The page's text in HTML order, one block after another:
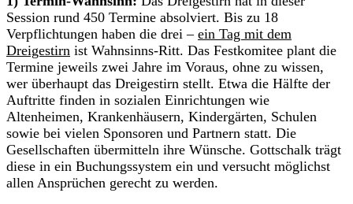
Session rund 450 Termine absolviert. Bis zu 18
Verpflichtungen haben die drei – ein Tag mit dem
Dreigestirn ist Wahnsinns-Ritt. Das Festkomitee plant die
Termine jeweils zwei Jahre im Voraus, ohne zu wissen,
wer überhaupt das Dreigestirn stellt. Etwa die Hälfte der
Auftritte finden in sozialen Einrichtungen wie
Altenheimen, Krankenhäusern, Kindergärten, Schulen
sowie bei vielen Sponsoren und Partnern statt. Die
Gesellschaften übermitteln ihre Wünsche. Gottschalk trägt
diese in ein Buchungssystem ein und versucht möglichst
allen Ansprüchen gerecht zu werden.